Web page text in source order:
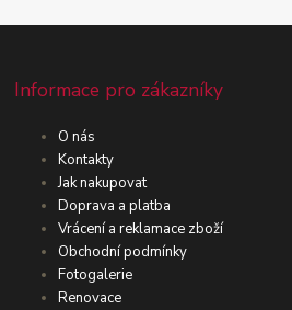
Informace pro zákazníky
O nás
Kontakty
Jak nakupovat
Doprava a platba
Vrácení a reklamace zboží
Obchodní podmínky
Fotogalerie
Renovace